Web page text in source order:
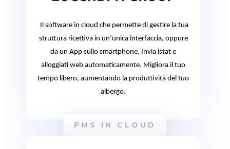
Il software in cloud che permette di gestire la tua
struttura ricettiva in un’unica interfaccia, oppure
da un App sullo smartphone. Invia istat e
alloggiati web automaticamente. Migliora il tuo
tempo libero, aumentando la produttività del tuo
albergo.
PMS IN CLOUD